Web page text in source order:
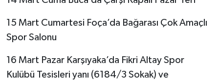
15 Mart Cumartesi Foça’da Bağarası Çok Amaçlı
Spor Salonu
16 Mart Pazar Karşıyaka’da Fikri Altay Spor
Kulübü Tesisleri yanı (6184/3 Sokak) ve